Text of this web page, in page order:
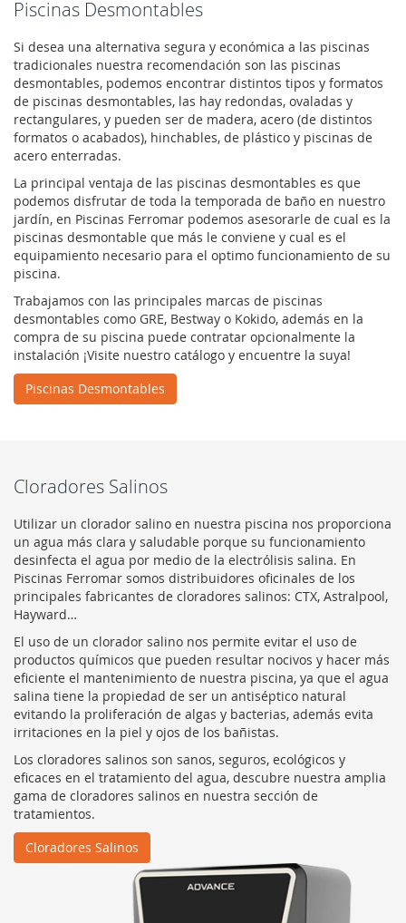
Piscinas Desmontables
Si desea una alternativa segura y económica a las piscinas
tradicionales nuestra recomendación son las piscinas
desmontables, podemos encontrar distintos tipos y formatos
de piscinas desmontables, las hay redondas, ovaladas y
rectangulares, y pueden ser de madera, acero (de distintos
formatos o acabados), hinchables, de plástico y piscinas de
acero enterradas.
La principal ventaja de las piscinas desmontables es que
podemos disfrutar de toda la temporada de baño en nuestro
jardín, en Piscinas Ferromar podemos asesorarle de cual es la
piscinas desmontable que más le conviene y cual es el
equipamiento necesario para el optimo funcionamiento de su
piscina.
Trabajamos con las principales marcas de piscinas
desmontables como GRE, Bestway o Kokido, además en la
compra de su piscina puede contratar opcionalmente la
instalación ¡Visite nuestro catálogo y encuentre la suya!
Piscinas Desmontables
Cloradores Salinos
Utilizar un clorador salino en nuestra piscina nos proporciona
un agua más clara y saludable porque su funcionamiento
desinfecta el agua por medio de la electrólisis salina. En
Piscinas Ferromar somos distribuidores oficinales de los
principales fabricantes de cloradores salinos: CTX, Astralpool,
Hayward…
El uso de un clorador salino nos permite evitar el uso de
productos químicos que pueden resultar nocivos y hacer más
eficiente el mantenimiento de nuestra piscina, ya que el agua
salina tiene la propiedad de ser un antiséptico natural
evitando la proliferación de algas y bacterias, además evita
irritaciones en la piel y ojos de los bañistas.
Los cloradores salinos son sanos, seguros, ecológicos y
eficaces en el tratamiento del agua, descubre nuestra amplia
gama de cloradores salinos en nuestra sección de
tratamientos.
Cloradores Salinos